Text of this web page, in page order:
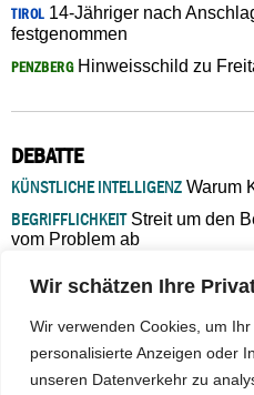
Wir schätzen Ihre
Wir verwenden Cookies, um
personalisierte Anzeigen oder
unseren Datenverkehr zu
TIROL14-Jähriger nach
festgenommen
PENZBERGHinweisschild zu
DEBATTE
KÜNSTLICHE INTELLIGENZ Warum
BEGRIFFLICHKEITStreit um den
vom Problem ab
Verantwortung bleibt“
ISLAMISCHE FAKULTÄT IN MÜNSTER
die deutsche Religionspolitik
GASTBEITRAGWarum die